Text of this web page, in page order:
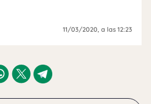
11/03/2020 , a las 12:23